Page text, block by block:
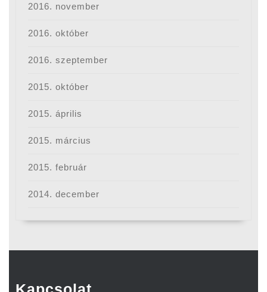
2016. november
2016. október
2016. szeptember
2015. október
2015. április
2015. március
2015. február
2014. december